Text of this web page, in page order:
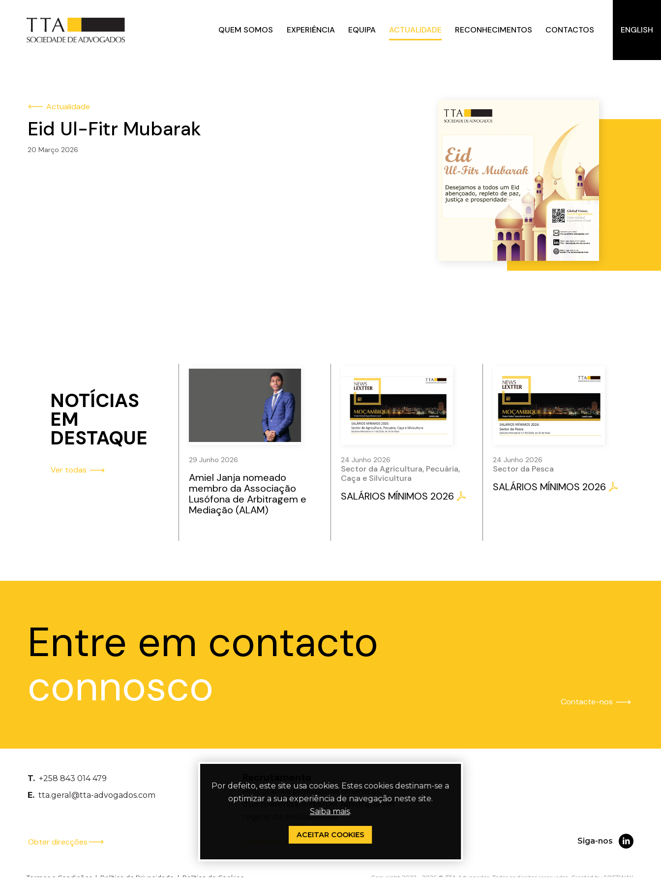
QUEM SOMOS EXPERIÊNCIA EQUIPA ACTUALIDADE RECONHECIMENTOS CONTACTOS ENGLISH
Actualidade
Eid Ul-Fitr Mubarak
20 Março 2026
NOTÍCIAS
EM
DESTAQUE
Ver todas
29 Junho 2026
Amiel Janja nomeado
membro da Associação
Lusófona de Arbitragem e
Mediação (ALAM)
24 Junho 2026
Sector da Agricultura, Pecuária,
Caça e Silvicultura
SALÁRIOS MÍNIMOS 2026
24 Junho 2026
Sector da Pesca
SALÁRIOS MÍNIMOS 2026
Entre em contacto
connosco
Contacte-nos
T. +258 843 014 479
E. tta.geral@tta-advogados.com
Obter direcções
Procuramos profissionais dinâmicos,
que pretendam exercer Advocacia em
regime de exclusividade.
Candidate-se Siga-nos
Termos e Condições | Política de Privacidade | Política de Cookies Copyright 2022 - 2026 © TTA Advogados. Todos os direitos reservados. Created by SOFTWAY
Por defeito, este site usa cookies. Estes cookies destinam-se a
optimizar a sua experiência de navegação neste site.
Saiba mais.
ACEITAR COOKIES